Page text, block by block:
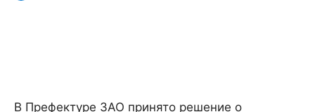
В Префектуре ЗАО принято решение о